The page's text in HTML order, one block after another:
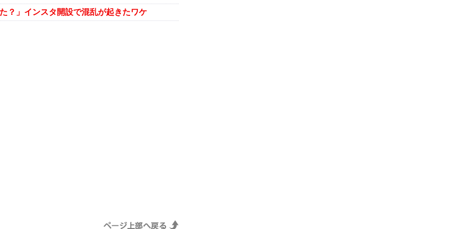
？」インスタ開設で混乱が起きたワケ